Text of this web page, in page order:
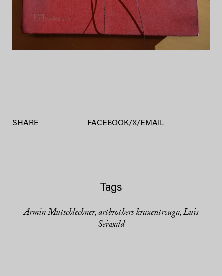
SHARE FACEBOOK/X/EMAIL
Tags
Armin Mutschlechner, artbrothers kraxentrouga, Luis
Seiwald